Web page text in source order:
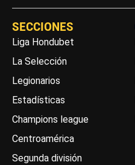
SECCIONES
Liga Hondubet
La Selección
Legionarios
Estadísticas
Champions league
Centroamérica
Segunda división